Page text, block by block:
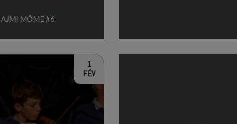
AJMI MÔME #6
1
FÉV